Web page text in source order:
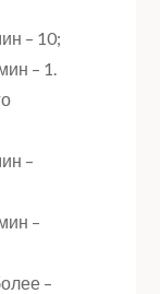
– 10;
– 1.
–
–
–